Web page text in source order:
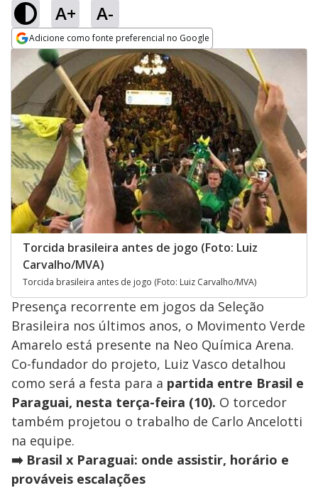
A+ A-
Adicione como fonte preferencial no Google
Opens in new window
Torcida brasileira antes de jogo (Foto: Luiz
Carvalho/MVA)
Torcida brasileira antes de jogo (Foto: Luiz Carvalho/MVA)
Presença recorrente em jogos da Seleção
Brasileira nos últimos anos, o Movimento Verde
Amarelo está presente na Neo Química Arena.
Co-fundador do projeto, Luiz Vasco detalhou
como será a festa para a partida entre Brasil e
Paraguai, nesta terça-feira (10). O torcedor
também projetou o trabalho de Carlo Ancelotti
na equipe.
➡️ Brasil x Paraguai: onde assistir, horário e
prováveis escalações